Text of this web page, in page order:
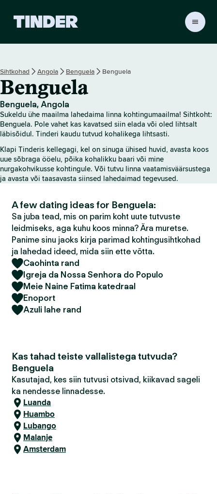
r
i
a
a
l
e
t
Sihtkohad Angola Benguela Benguela
Benguela
Benguela, Angola
Sukeldu ühe maailma lahedaima linna kohtingumaailma! Sihtkoht:
Benguela. Pole vahet kas kavatsed siin elada või oled lihtsalt
läbisõidul. Tinderi kaudu tutvud kohalikega lihtsasti.
Klapi Tinderis kellegagi, kel on sinuga ühised huvid, avasta koos
uue sõbraga ööelu, põika kohalikku baari või mine
nurgakohvikusse kohtingule. Või tutvu linna vaatamisväärsustega
ja avasta või taasavasta siinsed lahedaimad tegevused.
A few dating ideas for Benguela:
Sa juba tead, mis on parim koht uute tutvuste
leidmiseks, aga kuhu koos minna? Ära muretse.
Panime sinu jaoks kirja parimad kohtingusihtkohad
ja lahedad ideed, mida siin ette võtta.
Caohinta rand
Igreja da Nossa Senhora do Populo
Meie Naine Fatima katedraal
Enoport
Azuli lahe rand
Kas tahad teiste vallalistega tutvuda?
Benguela
Kasutajad, kes siin tutvusi otsivad, kiikavad sageli
ka nendesse linnadesse.
Luanda
Huambo
Lubango
Malanje
Amsterdam